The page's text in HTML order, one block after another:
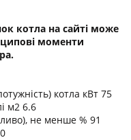
котла на сайті може
моменти
котла кВт 75
м2 6.6
не менше % 91